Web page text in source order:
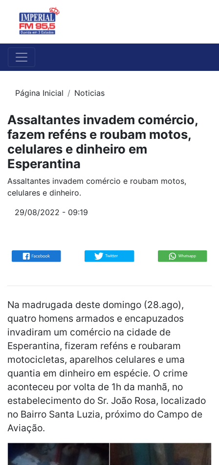
Página Inicial Noticias
Assaltantes invadem comércio,
fazem reféns e roubam motos,
celulares e dinheiro em
Esperantina
Assaltantes invadem comércio e roubam motos,
celulares e dinheiro.
29/08/2022 - 09:19
Na madrugada deste domingo (28.ago),
quatro homens armados e encapuzados
invadiram um comércio na cidade de
Esperantina, fizeram reféns e roubaram
motocicletas, aparelhos celulares e uma
quantia em dinheiro em espécie. O crime
aconteceu por volta de 1h da manhã, no
estabelecimento do Sr. João Rosa, localizado
no Bairro Santa Luzia, próximo do Campo de
Aviação.